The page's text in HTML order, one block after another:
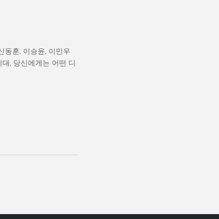
동훈, 이승윤, 이민우
, 당신에게는 어떤 디